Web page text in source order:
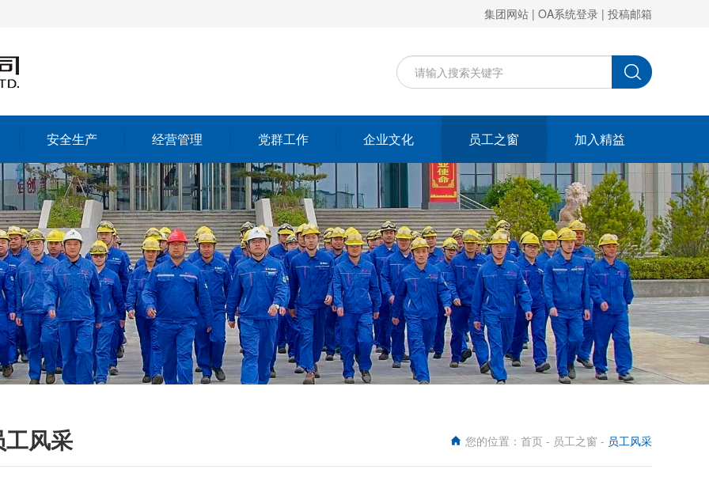
集团网站 | OA系统登录 | 投稿邮箱
安全生产 经营管理 党群工作 企业文化 员工之窗 加入精益
工风采 您的位置： 首页 - 员工之窗 - 员工风采